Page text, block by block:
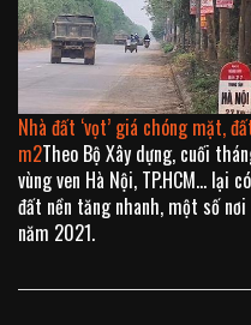
Nhà đất ‘vọt’ giá chóng mặt,
m2Theo Bộ Xây dựng, cuối
vùng ven Hà Nội, TP.HCM… lại
đất nền tăng nhanh, một số
năm 2021.